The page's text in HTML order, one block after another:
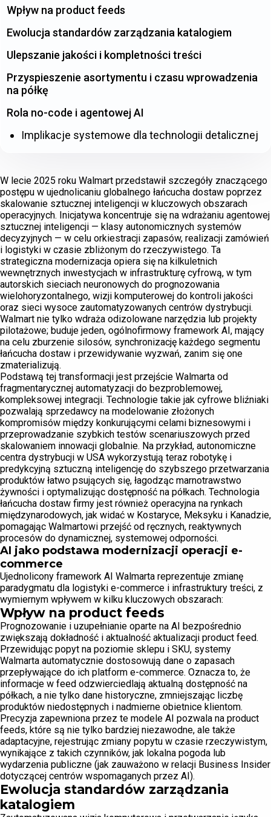
W lecie 2025 roku Walmart przedstawił szczegóły znaczącego
postępu w ujednolicaniu globalnego łańcucha dostaw poprzez
skalowanie sztucznej inteligencji w kluczowych obszarach
operacyjnych. Inicjatywa koncentruje się na wdrażaniu agentowej
sztucznej inteligencji — klasy autonomicznych systemów
decyzyjnych — w celu orkiestracji zapasów, realizacji zamówień
i logistyki w czasie zbliżonym do rzeczywistego. Ta
strategiczna modernizacja opiera się na kilkuletnich
wewnętrznych inwestycjach w infrastrukturę cyfrową, w tym
autorskich sieciach neuronowych do prognozowania
wielohoryzontalnego, wizji komputerowej do kontroli jakości
oraz sieci wysoce zautomatyzowanych centrów dystrybucji.
Walmart nie tylko wdraża odizolowane narzędzia lub projekty
pilotażowe; buduje jeden, ogólnofirmowy framework AI, mający
na celu zburzenie silosów, synchronizację każdego segmentu
łańcucha dostaw i przewidywanie wyzwań, zanim się one
zmaterializują.
Podstawą tej transformacji jest przejście Walmarta od
fragmentarycznej automatyzacji do bezproblemowej,
kompleksowej integracji. Technologie takie jak cyfrowe bliźniaki
pozwalają sprzedawcy na modelowanie złożonych
kompromisów między konkurującymi celami biznesowymi i
przeprowadzanie szybkich testów scenariuszowych przed
skalowaniem innowacji globalnie. Na przykład, autonomiczne
centra dystrybucji w USA wykorzystują teraz robotykę i
predykcyjną sztuczną inteligencję do szybszego przetwarzania
produktów łatwo psujących się, łagodząc marnotrawstwo
żywności i optymalizując dostępność na półkach. Technologia
łańcucha dostaw firmy jest również operacyjna na rynkach
międzynarodowych, jak widać w Kostaryce, Meksyku i Kanadzie,
pomagając Walmartowi przejść od ręcznych, reaktywnych
procesów do dynamicznej, systemowej odporności.
AI jako podstawa modernizacji operacji e-
commerce
Ujednolicony framework AI Walmarta reprezentuje zmianę
paradygmatu dla logistyki e-commerce i infrastruktury treści, z
wymiernym wpływem w kilku kluczowych obszarach:
Wpływ na product feeds
Prognozowanie i uzupełnianie oparte na AI bezpośrednio
zwiększają dokładność i aktualność aktualizacji product feed.
Przewidując popyt na poziomie sklepu i SKU, systemy
Walmarta automatycznie dostosowują dane o zapasach
przepływające do ich platform e-commerce. Oznacza to, że
informacje w feed odzwierciedlają aktualną dostępność na
półkach, a nie tylko dane historyczne, zmniejszając liczbę
produktów niedostępnych i nadmierne obietnice klientom.
Precyzja zapewniona przez te modele AI pozwala na product
feeds, które są nie tylko bardziej niezawodne, ale także
adaptacyjne, rejestrując zmiany popytu w czasie rzeczywistym,
wynikające z takich czynników, jak lokalna pogoda lub
wydarzenia publiczne (jak zauważono w relacji Business Insider
dotyczącej centrów wspomaganych przez AI).
Ewolucja standardów zarządzania
katalogiem
Wpływ na product feeds
Ewolucja standardów zarządzania katalogiem
Ulepszanie jakości i kompletności treści
Przyspieszenie asortymentu i czasu wprowadzenia
na półkę
Rola no-code i agentowej AI
Implikacje systemowe dla technologii detalicznej